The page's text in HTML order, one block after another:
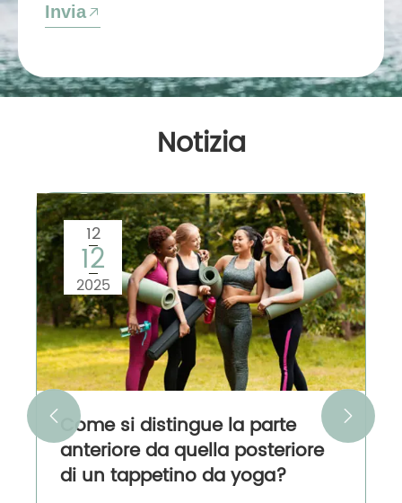
Invia
Notizia
12
12
2025
Come si distingue la parte
anteriore da quella posteriore
di un tappetino da yoga?
 